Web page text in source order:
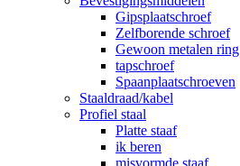
Gipsplaatschroef
Zelfborende schroef
Gewoon metalen ring
tapschroef
Spaanplaatschroeven
Staaldraad/kabel
Profiel staal
Platte staaf
ik beren
misvormde staaf